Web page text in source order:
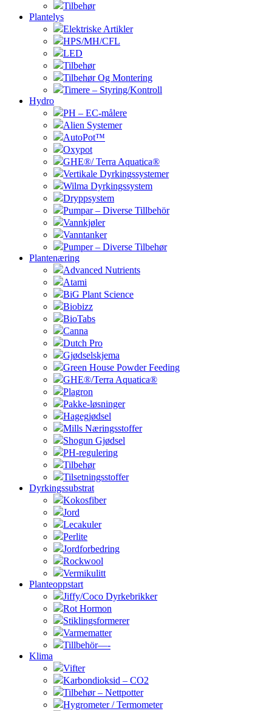
Tilbehør
Plantelys
Elektriske Artikler
HPS/MH/CFL
LED
Tilbehør
Tilbehør Og Montering
Timere – Styring/Kontroll
Hydro
PH – EC-målere
Alien Systemer
AutoPot™
Oxypot
GHE®/ Terra Aquatica®
Vertikale Dyrkingssystemer
Wilma Dyrkingssystem
Dryppsystem
Pumpar – Diverse Tillbehör
Vannkjøler
Vanntanker
Pumper – Diverse Tilbehør
Plantenæring
Advanced Nutrients
Atami
BiG Plant Science
Biobizz
BioTabs
Canna
Dutch Pro
Gjødselskjema
Green House Powder Feeding
GHE®/Terra Aquatica®
Plagron
Pakke-løsninger
Hagegjødsel
Mills Næringsstoffer
Shogun Gjødsel
PH-regulering
Tilbehør
Tilsetningsstoffer
Dyrkingssubstrat
Kokosfiber
Jord
Lecakuler
Perlite
Jordforbedring
Rockwool
Vermikulitt
Planteoppstart
Jiffy/Coco Dyrkebrikker
Rot Hormon
Stiklingsformerer
Varmematter
Tillbehör—-
Klima
Vifter
Karbondioksid – CO2
Tilbehør – Nettpotter
Hygrometer / Termometer